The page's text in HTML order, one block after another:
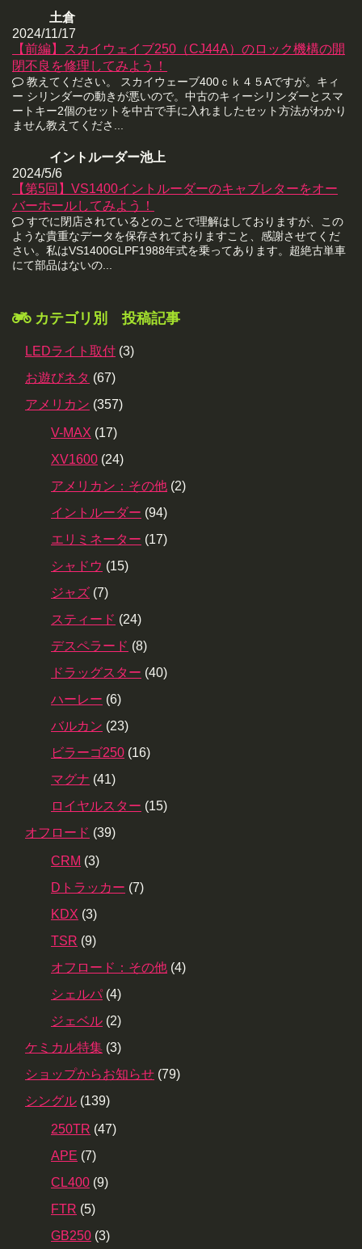
土倉
2024/11/17
【前編】スカイウェイブ250（CJ44A）のロック機構の開
閉不良を修理してみよう！
教えてください。 スカイウェーブ400ｃｋ４５Aですが。キィ
ー シリンダーの動きが悪いので。中古のキィーシリンダーとスマ
ートキー2個のセットを中古で手に入れましたセット方法がわかり
ません教えてくださ...
イントルーダー池上
2024/5/6
【第5回】VS1400イントルーダーのキャブレターをオー
バーホールしてみよう！
すでに閉店されているとのことで理解はしておりますが、この
ような貴重なデータを保存されておりますこと、感謝させてくだ
さい。私はVS1400GLPF1988年式を乗ってあります。超絶古単車
にて部品はないの...
カテゴリ別 投稿記事
LEDライト取付 (3)
お遊びネタ (67)
アメリカン (357)
V-MAX (17)
XV1600 (24)
アメリカン：その他 (2)
イントルーダー (94)
エリミネーター (17)
シャドウ (15)
ジャズ (7)
スティード (24)
デスペラード (8)
ドラッグスター (40)
ハーレー (6)
バルカン (23)
ビラーゴ250 (16)
マグナ (41)
ロイヤルスター (15)
オフロード (39)
CRM (3)
Dトラッカー (7)
KDX (3)
TSR (9)
オフロード：その他 (4)
シェルパ (4)
ジェベル (2)
ケミカル特集 (3)
ショップからお知らせ (79)
シングル (139)
250TR (47)
APE (7)
CL400 (9)
FTR (5)
GB250 (3)